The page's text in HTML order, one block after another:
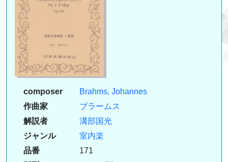
composer
Brahms, Johannes
作曲家
ブラームス
解説者
溝部国光
ジャンル
室内楽
品番
171